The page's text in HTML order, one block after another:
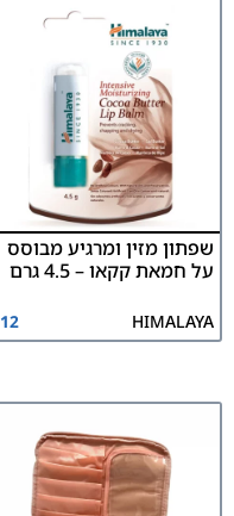
שפתון מזין ומרגיע מבוסס
על חמאת קקאו – 4.5 גרם
HIMALAYA
12